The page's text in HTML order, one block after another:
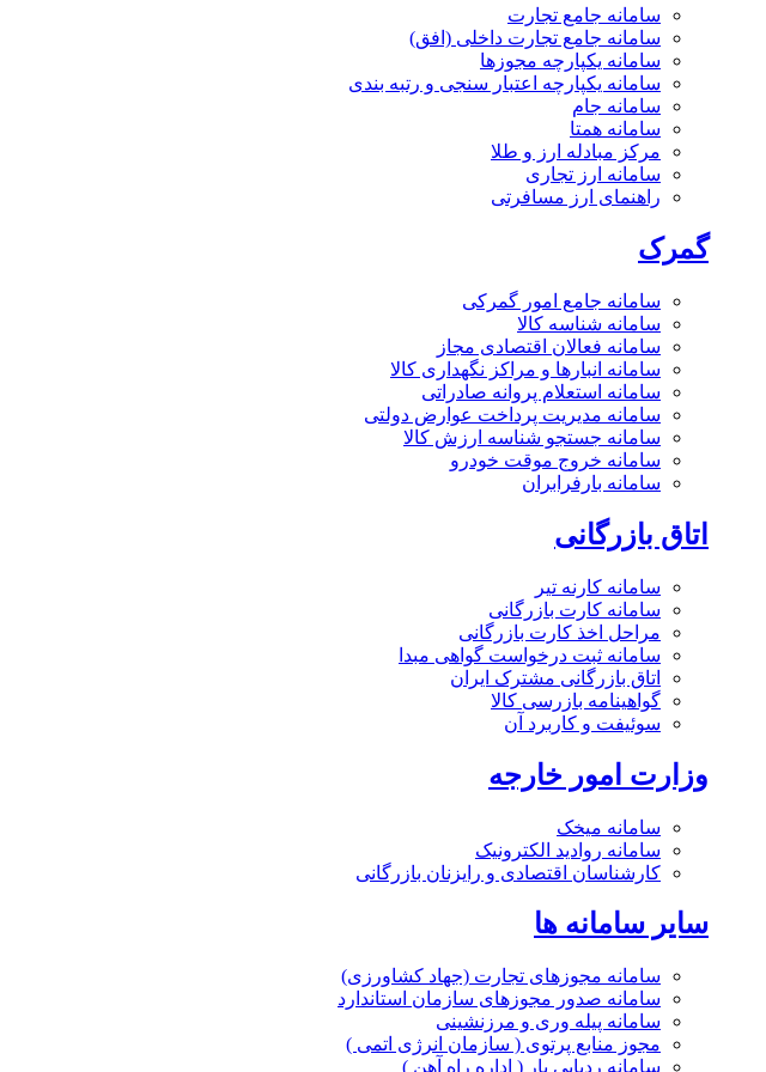
سامانه جامع تجارت
سامانه جامع تجارت داخلی (افق)
سامانه یکپارچه مجوزها
سامانه یکپارچه اعتبار سنجی و رتبه بندی
سامانه جام
سامانه همتا
مرکز مبادله ارز و طلا
سامانه ارز تجاری
راهنمای ارز مسافرتی
گمرک
سامانه جامع امور گمرکی
سامانه شناسه کالا
سامانه فعالان اقتصادی مجاز
سامانه انبارها و مراکز نگهداری کالا
سامانه استعلام پروانه صادراتی
سامانه مدیریت پرداخت عوارض دولتی
سامانه جستجو شناسه ارزش کالا
سامانه خروج موقت خودرو
سامانه بارفرابران
اتاق بازرگانی
سامانه کارنه تیر
سامانه کارت بازرگانی
مراحل اخذ کارت بازرگانی
سامانه ثبت درخواست گواهی مبدا
اتاق بازرگانی مشترک ایران
گواهینامه بازرسی کالا
سوئیفت و کاربرد آن
وزارت امور خارجه
سامانه میخک
سامانه روادید الکترونیک
کارشناسان اقتصادی و رایزنان بازرگانی
سایر سامانه ها
سامانه مجوزهای تجارت (جهاد کشاورزی)
سامانه صدور مجوزهای سازمان استاندارد
سامانه پیله وری و مرزنشینی
مجوز منابع پرتوی ( سازمان انرژی اتمی )
سامانه ردیابی بار ( اداره راه آهن )